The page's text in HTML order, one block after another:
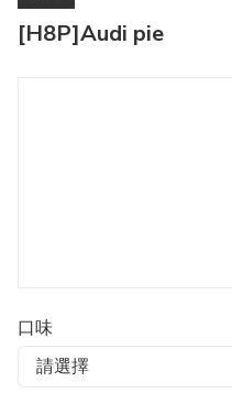
[H8P]Audi pie
口味